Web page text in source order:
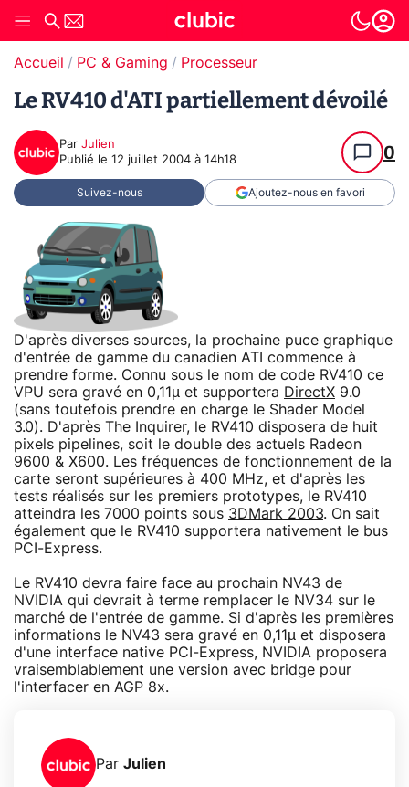
Accueil PC & Gaming Processeur
Le RV410 d'ATI partiellement dévoilé
Par Julien
Publié le 12 juillet 2004 à 14h18 0
Suivez-nous Ajoutez-nous en favori
D'après diverses sources, la prochaine puce graphique
d'entrée de gamme du canadien ATI commence à
prendre forme. Connu sous le nom de code RV410 ce
VPU sera gravé en 0,11µ et supportera DirectX 9.0
(sans toutefois prendre en charge le Shader Model
3.0). D'après The Inquirer, le RV410 disposera de huit
pixels pipelines, soit le double des actuels Radeon
9600 & X600. Les fréquences de fonctionnement de la
carte seront supérieures à 400 MHz, et d'après les
tests réalisés sur les premiers prototypes, le RV410
atteindra les 7000 points sous 3DMark 2003. On sait
également que le RV410 supportera nativement le bus
PCI-Express.
Le RV410 devra faire face au prochain NV43 de
NVIDIA qui devrait à terme remplacer le NV34 sur le
marché de l'entrée de gamme. Si d'après les premières
informations le NV43 sera gravé en 0,11µ et disposera
d'une interface native PCI-Express, NVIDIA proposera
vraisemblablement une version avec bridge pour
l'interfacer en AGP 8x.
Par Julien